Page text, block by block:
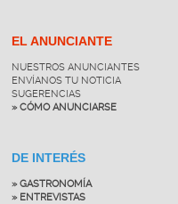
EL ANUNCIANTE
NUESTROS ANUNCIANTES
ENVÍANOS TU NOTICIA
SUGERENCIAS
» CÓMO ANUNCIARSE
DE INTERÉS
» GASTRONOMÍA
» ENTREVISTAS